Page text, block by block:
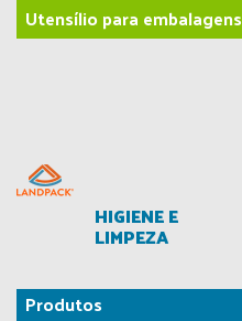
Utensílio para embalagens
HIGIENE E
LIMPEZA
Produtos